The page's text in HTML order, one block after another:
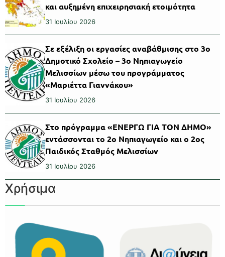
και αυξημένη επιχειρησιακή ετοιμότητα
31 Ιουλίου 2026
Σε εξέλιξη οι εργασίες αναβάθμισης στο 3ο
Δημοτικό Σχολείο – 3ο Νηπιαγωγείο
Μελισσίων μέσω του προγράμματος
«Μαριέττα Γιαννάκου»
31 Ιουλίου 2026
Στο πρόγραμμα «ΕΝΕΡΓΩ ΓΙΑ ΤΟΝ ΔΗΜΟ»
εντάσσονται το 2ο Νηπιαγωγείο και ο 2ος
Παιδικός Σταθμός Μελισσίων
31 Ιουλίου 2026
Χρήσιμα